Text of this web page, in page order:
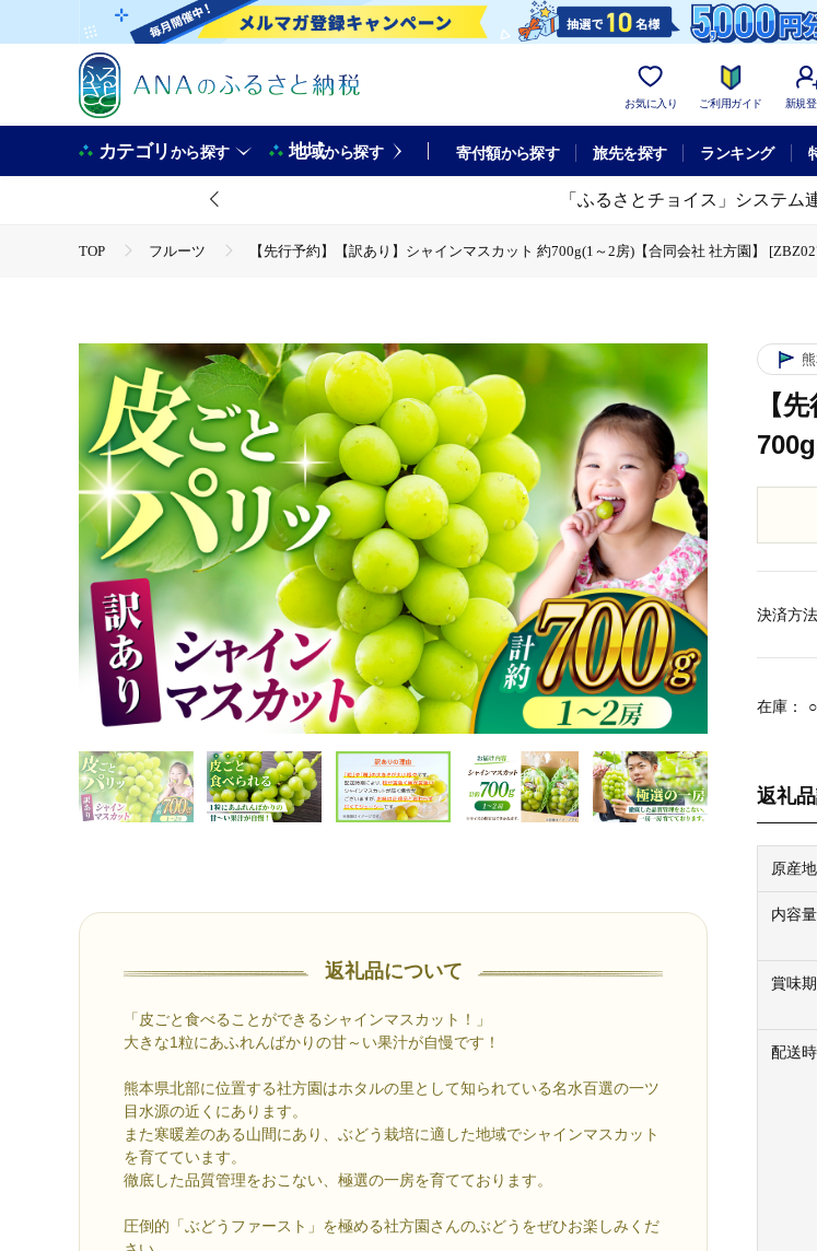
お気に入り ご利用ガイド 新規
カテゴリから探す 地域から探す 寄付額から探す 旅先を探す ランキング
「ふるさとチョイス」システム
TOP フルーツ 【先行予約】【訳あり】シャインマスカット 約700g(1～2房)【合同会社 社方園】
返礼品について
「皮ごと食べることができるシャインマスカット！」
大きな1粒にあふれんばかりの甘～い果汁が自慢です！
熊本県北部に位置する社方園はホタルの里として知られている名水百選の一ツ
目水源の近くにあります。
また寒暖差のある山間にあり、ぶどう栽培に適した地域でシャインマスカット
を育てています。
徹底した品質管理をおこない、極選の一房を育てております。
圧倒的「ぶどうファースト」を極める社方園さんのぶどうをぜひお楽しみくだ
【
在庫： ○
返礼
原産地
内容量
賞味
配送
決済方法